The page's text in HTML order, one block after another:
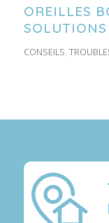
OREILLES
SOLUTIONS
CONSEILS,